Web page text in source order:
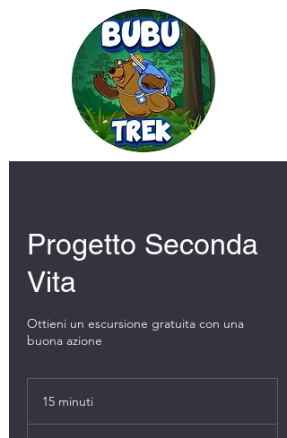
Progetto Seconda
Vita
Ottieni un escursione gratuita con una
buona azione
15 minuti